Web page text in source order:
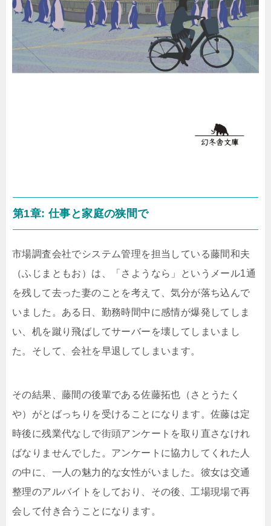
第1章: 仕事と家庭の狭間で
市場調査会社でシステム管理を担当している藤間和夫
（ふじまともお）は、「さようなら」というメール1通
を残して去った妻のことを考えて、気分が落ち込んで
いました。ある日、勤務時間中に感情が爆発してしま
い、机を蹴り飛ばしてサーバーを壊してしまいまし
た。そして、会社を早退してしまいます。
その結果、藤間の後輩である佐藤拓也（さとうたく
や）がとばっちりを受けることになります。佐藤は定
時後に残業代なしで街頭アンケートを取り直さなけれ
ばなりませんでした。アンケートに協力してくれた人
の中に、一人の魅力的な女性がいました。彼女は交通
整理のアルバイトをしており、その後、工場現場で再
会して付き合うことになります。